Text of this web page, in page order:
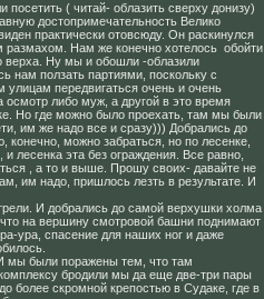
( читай- облазить сверху донизу)
достопримечательность Велико
практически отовсюду. Он раскинулся
размахом. Нам же конечно хотелось обойти
верха. Ну мы и обошли -облазили
нам ползать партиями, поскольку с
передвигаться очень и очень
либо муж, а другой в это время
Но где можно было проехать, там мы были
им же надо все и сразу))) Добрались до
можно забраться, но по лесенке,
лесенка эта без ограждения. Все равно,
, а то и выше. Прошу своих- давайте не
им надо, пришлось лезть в результате. И
И добрались до самой верхушки холма
на вершину смотровой башни поднимают
ура, спасение для наших ног и даже
мы были поражены тем, что там
бродили мы да еще две-три пары
более скромной крепостью в Судаке, где в